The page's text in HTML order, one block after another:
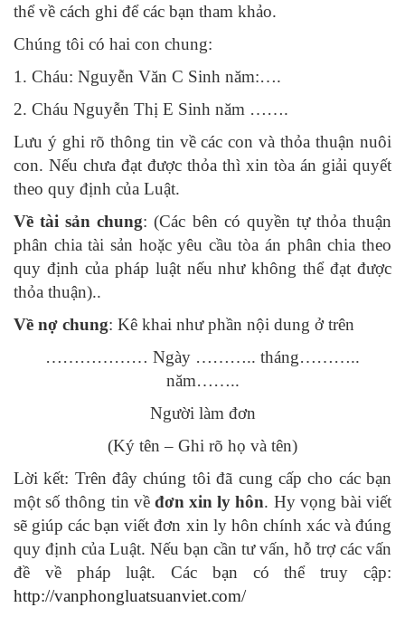
thể về cách ghi để các bạn tham khảo.
Chúng tôi có hai con chung:
1. Cháu: Nguyễn Văn C Sinh năm:….
2. Cháu Nguyễn Thị E Sinh năm …….
Lưu ý ghi rõ thông tin về các con và thỏa thuận nuôi
con. Nếu chưa đạt được thỏa thì xin tòa án giải quyết
theo quy định của Luật.
Về tài sản chung: (Các bên có quyền tự thỏa thuận
phân chia tài sản hoặc yêu cầu tòa án phân chia theo
quy định của pháp luật nếu như không thể đạt được
thỏa thuận)..
Về nợ chung: Kê khai như phần nội dung ở trên
……………… Ngày ……….. tháng………..
năm……..
Người làm đơn
(Ký tên – Ghi rõ họ và tên)
Lời kết: Trên đây chúng tôi đã cung cấp cho các bạn
một số thông tin về đơn xin ly hôn. Hy vọng bài viết
sẽ giúp các bạn viết đơn xin ly hôn chính xác và đúng
quy định của Luật. Nếu bạn cần tư vấn, hỗ trợ các vấn
đề về pháp luật. Các bạn có thể truy cập:
http://vanphongluatsuanviet.com/